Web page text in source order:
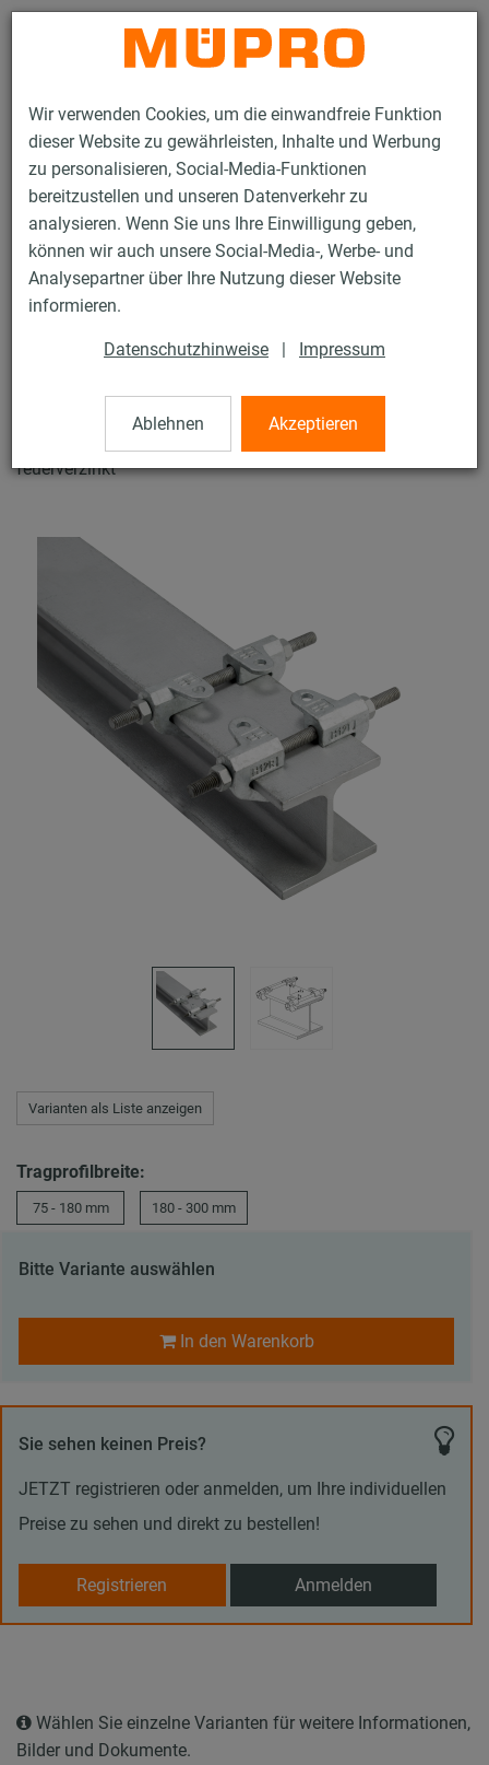
Wir verwenden Cookies, um die einwandfreie Funktion
dieser Website zu gewährleisten, Inhalte und Werbung
zu personalisieren, Social-Media-Funktionen
bereitzustellen und unseren Datenverkehr zu
analysieren. Wenn Sie uns Ihre Einwilligung geben,
können wir auch unsere Social-Media-, Werbe- und
Analysepartner über Ihre Nutzung dieser Website
informieren.
Datenschutzhinweise | Impressum
Ablehnen Akzeptieren
Kontakt
Produkte Befestigungstechnik
Feuerverzinkte Produkte
Feuerverzinkte Produkte für Rohrschlitten und Zubehör
Klemmsätze Typ F2 AH
Klemmsätze Typ F2 AH
feuerverzinkt
Varianten als Liste anzeigen
Tragprofilbreite:
75 - 180 mm 180 - 300 mm
Bitte Variante auswählen
In den Warenkorb
Sie sehen keinen Preis?
JETZT registrieren oder anmelden, um Ihre individuellen
Preise zu sehen und direkt zu bestellen!
Registrieren Anmelden
Wählen Sie einzelne Varianten für weitere Informationen,
Bilder und Dokumente.